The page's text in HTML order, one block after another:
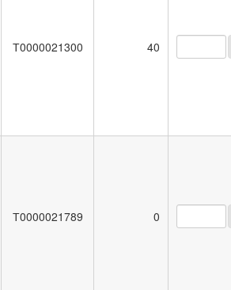
Т0000021300 40
Т0000021789 0